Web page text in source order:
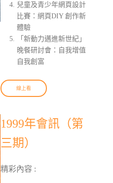
兒童及青少年網頁設計
比賽：網頁DIY 創作新
體驗
「新動力邁進新世紀」
晚餐研討會：自我增值
自我創富
線上看
1999年會訊（第
三期）
精彩內容 :